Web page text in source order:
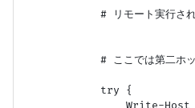
# リモート実行され
# ここでは第二ホ
            try {